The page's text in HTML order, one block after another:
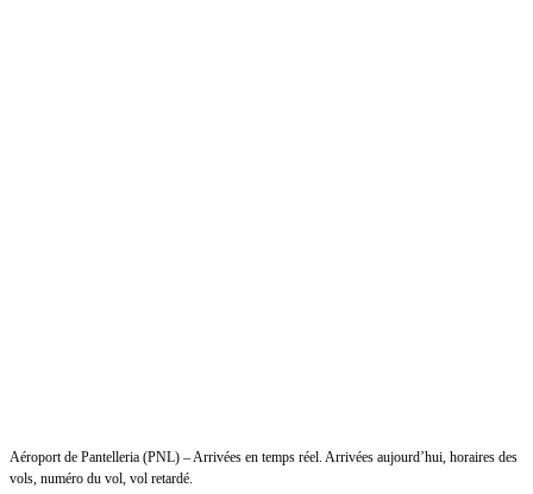
Aéroport de Pantelleria (PNL) – Arrivées en temps réel. Arrivées aujourd’hui, horaires des
vols, numéro du vol, vol retardé.